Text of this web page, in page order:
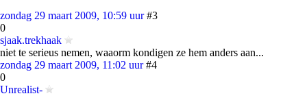
zondag 29 maart 2009, 10:59 uur #3
0
sjaak.trekhaak
niet te serieus nemen, waaorm kondigen ze hem anders aan...
zondag 29 maart 2009, 11:02 uur #4
0
Unrealist-